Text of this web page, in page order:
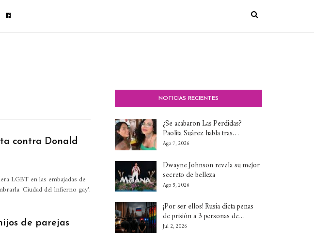
contra Donald
LGBT en las embajadas de
'Ciudad del infierno gay'.
de parejas
NOTICIAS RECIENTES
¿Se acabaron Las Perdidas?
Paolita Suárez habla tras…
Ago 7, 2026
Dwayne Johnson revela su mejor
secreto de belleza
Ago 5, 2026
¡Por ser ellos! Rusia dicta penas
de prisión a 3 personas de…
Jul 2, 2026